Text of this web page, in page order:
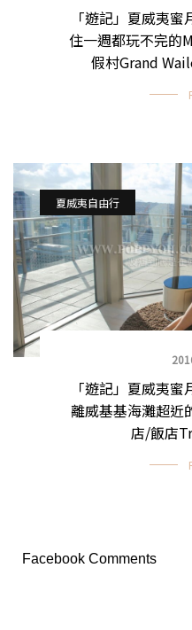
「遊記」夏威夷
住一週都玩不完的
假村Grand
夏威夷自由行
「遊記」夏威夷
離威基基海灘超近
店/飯店
Facebook Comments